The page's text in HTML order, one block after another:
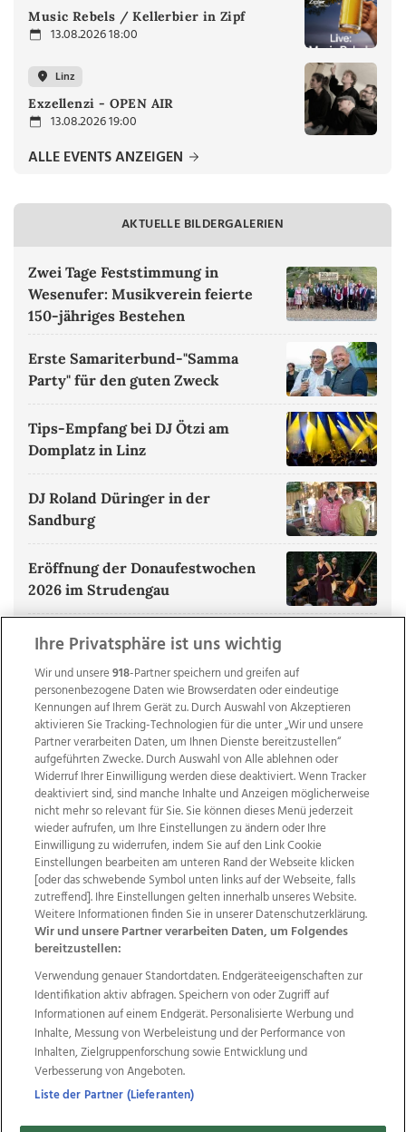
Music Rebels / Kellerbier in Zipf
13.08.2026 18:00
Linz
Exzellenzi - OPEN AIR
13.08.2026 19:00
ALLE EVENTS ANZEIGEN
AKTUELLE BILDERGALERIEN
Zwei Tage Feststimmung in
Wesenufer: Musikverein feierte
150-jähriges Bestehen
Erste Samariterbund-"Samma
Party" für den guten Zweck
Tips-Empfang bei DJ Ötzi am
Domplatz in Linz
DJ Roland Düringer in der
Sandburg
Eröffnung der Donaufestwochen
2026 im Strudengau
ALLE BILDERGALERIEN ANZEIGEN
Wir über uns Mediadaten Kontakt
Jobs
Datenschutz
Impressum
AGB Anzeigekunden
AGB Website
Ehrenkodex Politische Werbung
Weitere Angebote des Medienhauses Wimmer
TV1 di-mog-i.at OÖNow
Ischler Woche
Life Radio
OÖNachrichten
OÖN Immobilien
OÖN Karriere
OÖN Reise
Promenaden Galerien
Regionaljobs
wasistlos.at
Ihre Privatsphäre ist uns wichtig
Wir und unsere918-Partner speichern und greifen auf
personenbezogene Daten wie Browserdaten oder eindeutige
Kennungen auf Ihrem Gerät zu. Durch Auswahl von Akzeptieren
aktivieren Sie Tracking-Technologien für die unter „Wir und unsere
Partner verarbeiten Daten, um Ihnen Dienste bereitzustellen“
aufgeführten Zwecke. Durch Auswahl von Alle ablehnen oder
Widerruf Ihrer Einwilligung werden diese deaktiviert. Wenn Tracker
deaktiviert sind, sind manche Inhalte und Anzeigen möglicherweise
nicht mehr so relevant für Sie. Sie können dieses Menü jederzeit
wieder aufrufen, um Ihre Einstellungen zu ändern oder Ihre
Einwilligung zu widerrufen, indem Sie auf den Link Cookie
Einstellungen bearbeiten am unteren Rand der Webseite klicken
[oder das schwebende Symbol unten links auf der Webseite, falls
zutreffend]. Ihre Einstellungen gelten innerhalb unseres Website.
Weitere Informationen finden Sie in unserer Datenschutzerklärung.
Wir und unsere Partner verarbeiten Daten, um Folgendes
bereitzustellen:
Verwendung genauer Standortdaten. Endgeräteeigenschaften zur
Identifikation aktiv abfragen. Speichern von oder Zugriff auf
Informationen auf einem Endgerät. Personalisierte Werbung und
Inhalte, Messung von Werbeleistung und der Performance von
Inhalten, Zielgruppenforschung sowie Entwicklung und
Verbesserung von Angeboten.
Liste der Partner (Lieferanten)